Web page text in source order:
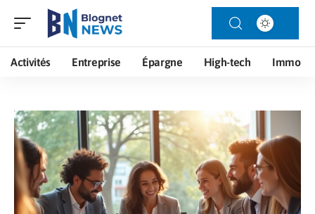
Activités Entreprise Épargne High-tech Immo